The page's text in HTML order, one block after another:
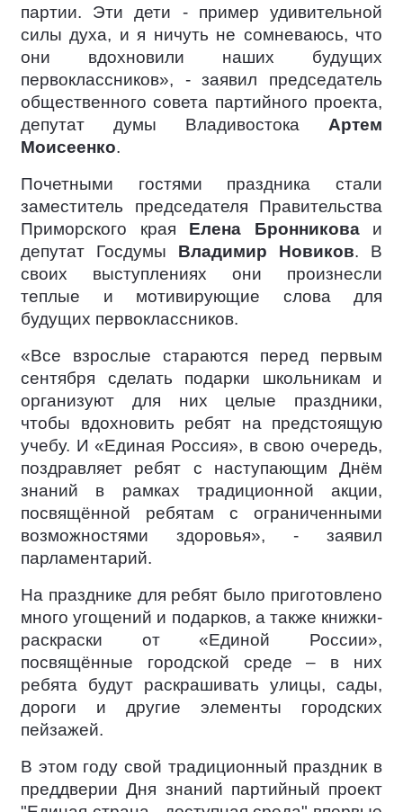
партии. Эти дети - пример удивительной
силы духа, и я ничуть не сомневаюсь, что
они вдохновили наших будущих
первоклассников», - заявил председатель
общественного совета партийного проекта,
депутат думы Владивостока Артем
Моисеенко.
Почетными гостями праздника стали
заместитель председателя Правительства
Приморского края Елена Бронниковаи
депутат Госдумы Владимир Новиков. В
своих выступлениях они произнесли
теплые и мотивирующие слова для
будущих первоклассников.
«Все взрослые стараются перед первым
сентября сделать подарки школьникам и
организуют для них целые праздники,
чтобы вдохновить ребят на предстоящую
учебу. И «Единая Россия», в свою очередь,
поздравляет ребят с наступающим Днём
знаний в рамках традиционной акции,
посвящённой ребятам с ограниченными
возможностями здоровья», - заявил
парламентарий.
На празднике для ребят было приготовлено
много угощений и подарков, а также книжки-
раскраски от «Единой России»,
посвящённые городской среде – в них
ребята будут раскрашивать улицы, сады,
дороги и другие элементы городских
пейзажей.
В этом году свой традиционный праздник в
преддверии Дня знаний партийный проект